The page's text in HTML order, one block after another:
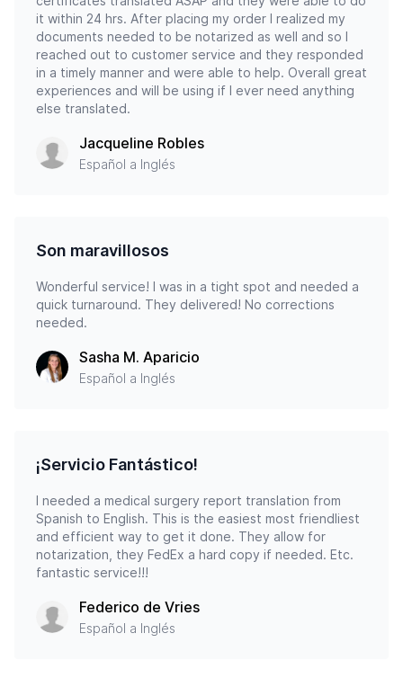
it within 24 hrs. After placing my order I realized my
documents needed to be notarized as well and so I
reached out to customer service and they responded
in a timely manner and were able to help. Overall great
experiences and will be using if I ever need anything
else translated.
Jacqueline Robles
Español a Inglés
Son maravillosos
Wonderful service! I was in a tight spot and needed a
quick turnaround. They delivered! No corrections
needed.
Sasha M. Aparicio
Español a Inglés
¡Servicio Fantástico!
I needed a medical surgery report translation from
Spanish to English. This is the easiest most friendliest
and efficient way to get it done. They allow for
notarization, they FedEx a hard copy if needed. Etc.
fantastic service!!!
Federico de Vries
Español a Inglés